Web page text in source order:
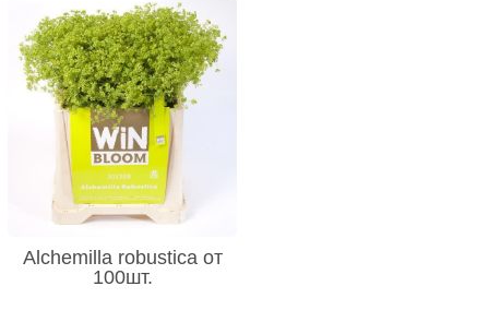
Alchemilla robustica от
100шт.